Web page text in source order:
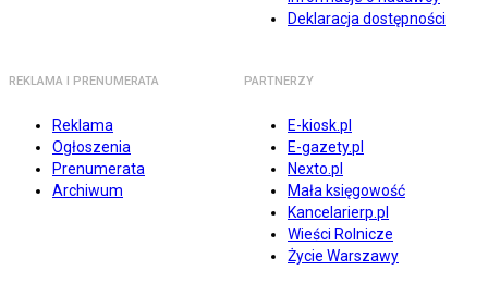
Deklaracja dostępności
REKLAMA I PRENUMERATA
Reklama
Ogłoszenia
Prenumerata
Archiwum
PARTNERZY
E-kiosk.pl
E-gazety.pl
Nexto.pl
Mała księgowość
Kancelarierp.pl
Wieści Rolnicze
Życie Warszawy